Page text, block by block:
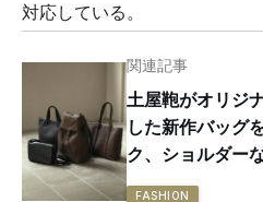
対応している。
関連記事
土屋鞄がオリジ
した新作バッグ
ク、ショルダー
FASHION